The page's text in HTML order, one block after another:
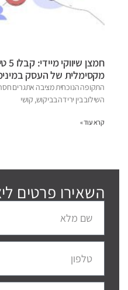
מקסימלית של העסק
התקופה הנוכחית מציבה אתגרים
השילוב בין ירידה בביקוש, קושי
קרא עוד »
השאירו פרטים